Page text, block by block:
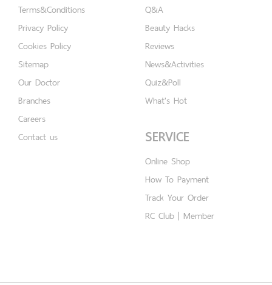
Terms&Conditions
Privacy Policy
Cookies Policy
Sitemap
Our Doctor
Branches
Careers
Contact us
Q&A
Beauty Hacks
Reviews
News&Activities
Quiz&Poll
What's Hot
SERVICE
Online Shop
How To Payment
Track Your Order
RC Club | Member